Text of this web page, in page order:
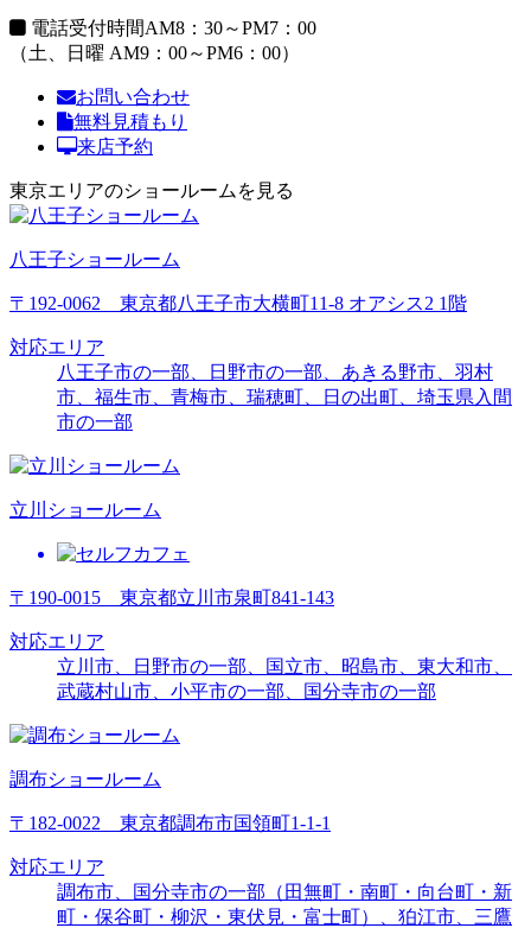
電話受付時間AM8：30～PM7：00
（土、日曜 AM9：00～PM6：00）
お問い合わせ
無料見積もり
来店予約
東京エリアのショールームを見る
八王子ショールーム
〒192-0062 東京都八王子市大横町11-8 オアシス2 1階
対応エリア
八王子市の一部、日野市の一部、あきる野市、羽村
市、福生市、青梅市、瑞穂町、日の出町、埼玉県入間
市の一部
立川ショールーム
〒190-0015 東京都立川市泉町841-143
対応エリア
立川市、日野市の一部、国立市、昭島市、東大和市、
武蔵村山市、 小平市の一部 国分寺市の一部
調布ショールーム
〒182-0022 東京都調布市国領町1-1-1
対応エリア
調布市、国分寺市の一部（田無町・南町・向台町・新
町・保谷町・柳沢・東伏見・富士町）、狛江市、三鷹